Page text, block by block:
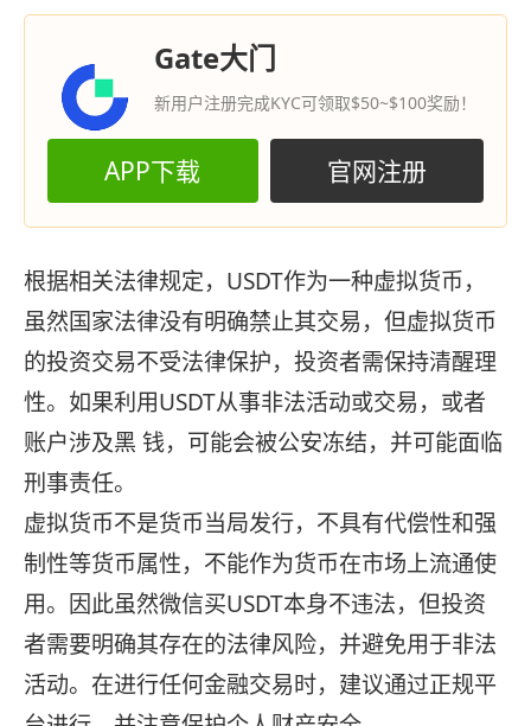
Gate大门
新用户注册完成KYC可领取$50~$100奖励！
APP下载 官网注册
根据相关法律规定，USDT作为一种虚拟货币，
虽然国家法律没有明确禁止其交易，但虚拟货币
的投资交易不受法律保护，投资者需保持清醒理
性。如果利用USDT从事非法活动或交易，或者
账户涉及黑 钱，可能会被公安冻结，并可能面临
刑事责任。
虚拟货币不是货币当局发行，不具有代偿性和强
制性等货币属性，不能作为货币在市场上流通使
用。因此虽然微信买USDT本身不违法，但投资
者需要明确其存在的法律风险，并避免用于非法
活动。在进行任何金融交易时，建议通过正规平